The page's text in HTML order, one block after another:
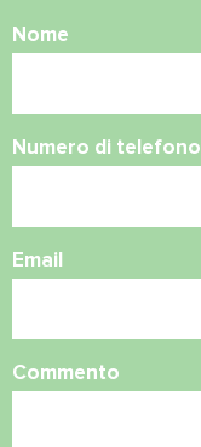
Nome
Numero di telefono
Email
Commento